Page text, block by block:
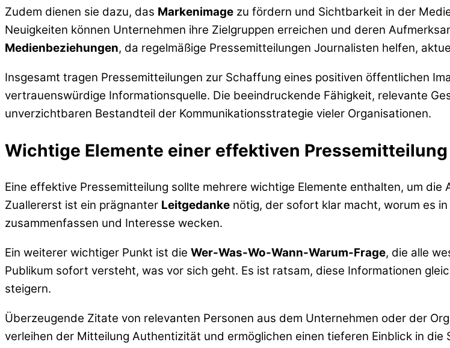
Zudem dienen sie dazu, das Markenimage zu fördern und Sichtbarkeit in der
Neuigkeiten können Unternehmen ihre Zielgruppen erreichen und deren
Medienbeziehungen, da regelmäßige Pressemitteilungen Journalisten helfen,
Insgesamt tragen Pressemitteilungen zur Schaffung eines positiven öffentlichen
vertrauenswürdige Informationsquelle. Die beeindruckende Fähigkeit, relevante
unverzichtbaren Bestandteil der Kommunikationsstrategie vieler Organisationen.
Wichtige Elemente einer effektiven Pressemitteilung
Eine effektive Pressemitteilung sollte mehrere wichtige Elemente enthalten, um
Zuallererst ist ein prägnanter Leitgedanke nötig, der sofort klar macht, worum es
zusammenfassen und Interesse wecken.
Ein weiterer wichtiger Punkt ist die Wer-Was-Wo-Wann-Warum-Frage, die alle
Publikum sofort versteht, was vor sich geht. Es ist ratsam, diese Informationen
steigern.
Überzeugende Zitate von relevanten Personen aus dem Unternehmen oder der
verleihen der Mitteilung Authentizität und ermöglichen einen tieferen Einblick in die